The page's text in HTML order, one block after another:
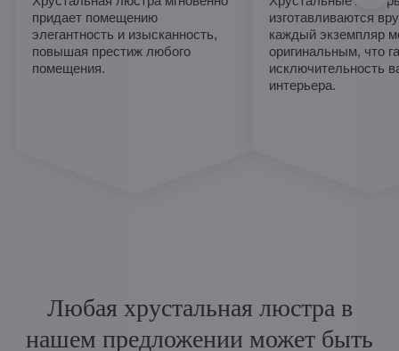
придает помещению
элегантность и изысканность,
повышая престиж любого
помещения.
изготавливаются
каждый экземпляр
оригинальным, что
исключительность
интерьера.
Любая хрустальная люстра в
нашем предложении может быть